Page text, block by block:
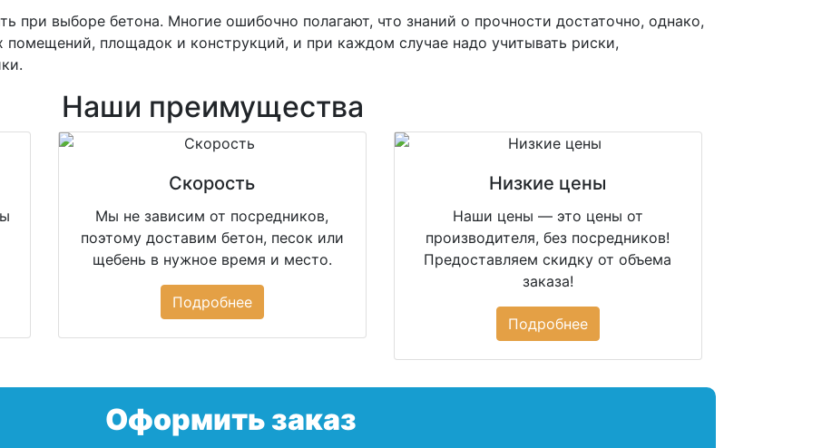
при выборе бетона. Многие ошибочно полагают, что знаний о прочности достаточно, однако,
помещений, площадок и конструкций, и при каждом случае надо учитывать риски,
Наши преимущества
Скорость
Мы не зависим от посредников,
поэтому доставим бетон, песок или
щебень в нужное время и место.
Подробнее
Низкие цены
Наши цены — это цены от
производителя, без посредников!
Предоставляем скидку от объема
заказа!
Подробнее
Оформить заказ